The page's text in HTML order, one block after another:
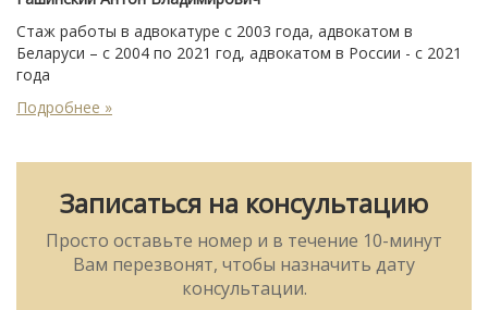
Стаж работы в адвокатуре с 2003 года, адвокатом в
Беларуси – с 2004 по 2021 год, адвокатом в России - с 2021
года
Подробнее »
Записаться на консультацию
Просто оставьте номер и в течение 10-минут
Вам перезвонят, чтобы назначить дату
консультации.